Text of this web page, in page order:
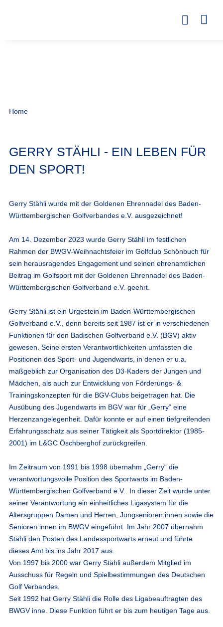
Home
GERRY STÄHLI - EIN LEBEN FÜR
DEN SPORT!
Gerry Stähli wurde mit der Goldenen Ehrennadel des Baden-
Württembergischen Golfverbandes e.V. ausgezeichnet!
Am 14. Dezember 2023 wurde Gerry Stähli im festlichen
Rahmen der BWGV-Weihnachtsfeier im Golfclub Schönbuch für
sein herausragendes Engagement und seinen ehrenamtlichen
Beitrag im Golfsport mit der Goldenen Ehrennadel des Baden-
Württembergischen Golfverband e.V. geehrt.
Gerry Stähli ist ein Urgestein im Baden-Württembergischen
Golfverband e.V., denn bereits seit 1987 ist er in verschiedenen
Funktionen für den Badischen Golfverband e.V. (BGV) aktiv
gewesen. Seine ersten Verantwortlichkeiten umfassten die
Positionen des Sport- und Jugendwarts, in denen er u.a.
maßgeblich zur Organisation des D3-Kaders der Jungen und
Mädchen, als auch zur Entwicklung von Förderungs- &
Trainingskonzepten für die BGV-Clubs beigetragen hat. Die
Ausübung des Jugendwarts im BGV war für „Gerry“ eine
Herzenzangelegenheit. Dafür konnte er auf einen tiefgreifenden
Erfahrungsschatz aus seiner Tätigkeit als Sportdirektor (1985-
2001) im L&GC Öschberghof zurückgreifen.
Im Zeitraum von 1991 bis 1998 übernahm „Gerry“ die
verantwortungsvolle Position des Sportwarts im Baden-
Württembergischen Golfverband e.V.. In dieser Zeit wurde unter
seiner Verantwortung ein einheitliches Ligasystem für die
Altersgruppen Damen und Herren, Jungsenioren:innen sowie die
Senioren:innen im BWGV eingeführt. Im Jahr 2007 übernahm
Stähli den Posten des Landessportwarts erneut und führte
dieses Amt bis ins Jahr 2017 aus.
Von 1997 bis 2000 war Gerry Stähli außerdem Mitglied im
Ausschuss für Regeln und Spielbestimmungen des Deutschen
Golf Verbandes.
Seit 1992 hat Gerry Stähli die Rolle des Ligabeauftragten des
BWGV inne. Diese Funktion führt er bis zum heutigen Tage aus.